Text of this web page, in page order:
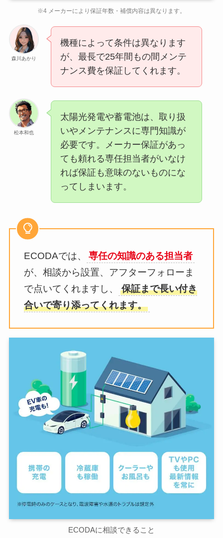
※4 メーカーにより保証年数・補償内容は異なります。
森川あかり
機種によって条件は異なります
が、最長で25年間もの間メンテ
ナンス費を保証してくれます。
松本和也
太陽光発電や蓄電池は、取り扱
いやメンテナンスに専門知識が
必要です。メーカー保証があっ
ても頼れる専任担当者がいなけ
れば保証も意味のないものにな
ってしまいます。
ECODAでは、
専任の知識のある担当者
が、相談から設置、アフターフォローま
で点いてくれますし、
保証まで長い付き
合いで寄り添ってくれます。
ECODAに相談できること